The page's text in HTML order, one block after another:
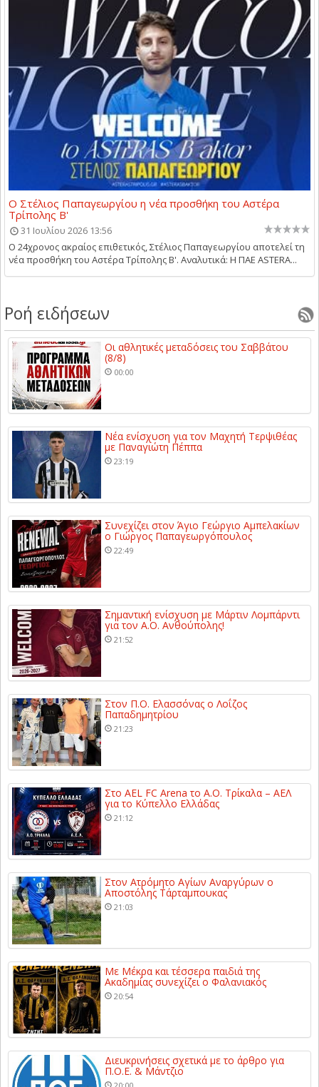
Ο Στέλιος Παπαγεωργίου η νέα προσθήκη του Αστέρα
Τρίπολης Β'
31 Ιουλίου 2026 13:56
Ο 24χρονος ακραίος επιθετικός, Στέλιος Παπαγεωργίου αποτελεί τη
νέα προσθήκη του Αστέρα Τρίπολης Β'. Αναλυτικά: Η ΠΑΕ ASTERA...
Ροή ειδήσεων
Οι αθλητικές μεταδόσεις του Σαββάτου
(8/8)
00:00
Νέα ενίσχυση για τον Μαχητή Τερψιθέας
με Παναγιώτη Πέππα
23:19
Συνεχίζει στον Άγιο Γεώργιο Αμπελακίων
ο Γιώργος Παπαγεωργόπουλος
22:49
Σημαντική ενίσχυση με Μάρτιν Λομπάρντι
για τον Α.Ο. Ανθούπολης!
21:52
Στον Π.Ο. Ελασσόνας ο Λοΐζος
Παπαδημητρίου
21:23
Στο AEL FC Arena το Α.Ο. Τρίκαλα – ΑΕΛ
για το Κύπελλο Ελλάδας
21:12
Στον Ατρόμητο Αγίων Αναργύρων ο
Αποστόλης Τάρταμπουκας
21:03
Με Μέκρα και τέσσερα παιδιά της
Ακαδημίας συνεχίζει ο Φαλανιακός
20:54
Διευκρινήσεις σχετικά με το άρθρο για
Π.Ο.Ε. & Μάντζιο